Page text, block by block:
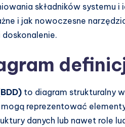
składników systemu i
i jak nowoczesne
to diagram strukturalny
reprezentować
danych lub nawet role